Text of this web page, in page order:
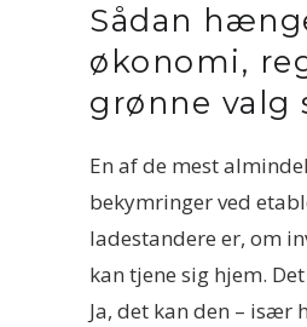
Sådan
økonomi,
grønne valg
En af de mest
bekymringer ved
ladestandere er, om
kan tjene sig hjem.
Ja, det kan den – især